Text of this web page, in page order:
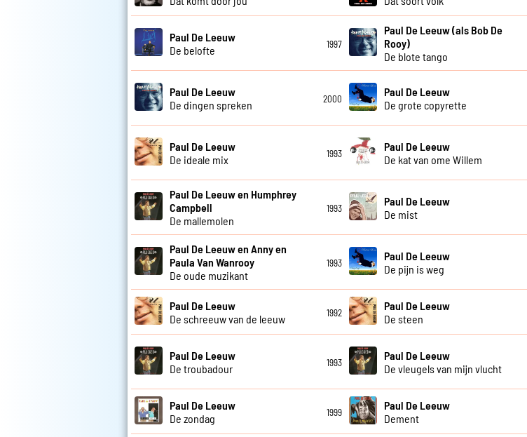
Paul De Leeuw
De belofte
1997
Paul De Leeuw (als Bob De
Rooy)
De blote tango
Paul De Leeuw
De dingen spreken
2000
Paul De Leeuw
De grote copyrette
Paul De Leeuw
De ideale mix
1993
Paul De Leeuw
De kat van ome Willem
Paul De Leeuw en Humphrey
Campbell
De mallemolen
1993
Paul De Leeuw
De mist
Paul De Leeuw en Anny en
Paula Van Wanrooy
De oude muzikant
1993
Paul De Leeuw
De pijn is weg
Paul De Leeuw
De schreeuw van de leeuw
1992
Paul De Leeuw
De steen
Paul De Leeuw
De troubadour
1993
Paul De Leeuw
De vleugels van mijn vlucht
Paul De Leeuw
De zondag
1999
Paul De Leeuw
Dement